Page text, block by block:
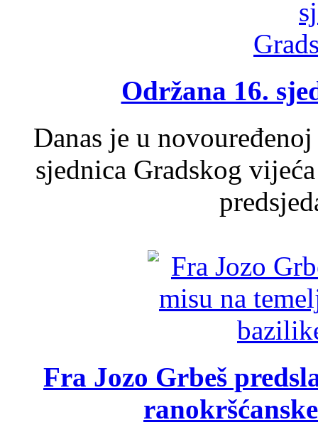
Održana 16.
Danas je u
sjednica Gradskog
Fra Jozo Grbeš